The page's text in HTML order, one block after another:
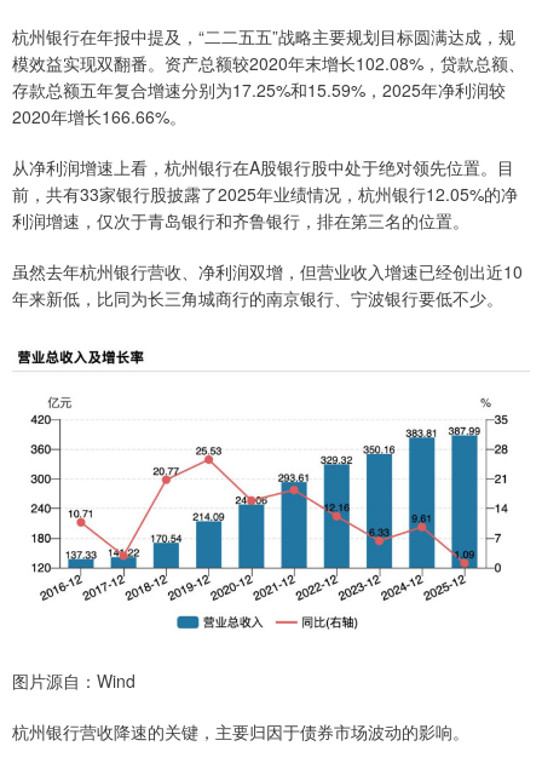
杭州银行在年报中提及，“二二五五”战略主要规划目标圆满达成，规
模效益实现双翻番。资产总额较2020年末增长102.08%，贷款总额、
存款总额五年复合增速分别为17.25%和15.59%，2025年净利润较
2020年增长166.66%。
从净利润增速上看，杭州银行在A股银行股中处于绝对领先位置。目
前，共有33家银行股披露了2025年业绩情况，杭州银行12.05%的净
利润增速，仅次于青岛银行和齐鲁银行，排在第三名的位置。
虽然去年杭州银行营收、净利润双增，但营业收入增速已经创出近10
年来新低，比同为长三角城商行的南京银行、宁波银行要低不少。
图片源自：Wind
杭州银行营收降速的关键，主要归因于债券市场波动的影响。